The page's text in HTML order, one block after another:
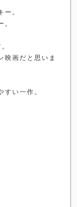
。
映画だと思いま
い一作。